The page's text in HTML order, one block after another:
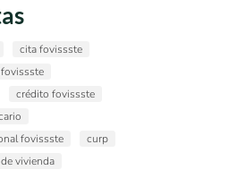
cita fovissste
crédito fovissste
fovissste
curp
vivienda